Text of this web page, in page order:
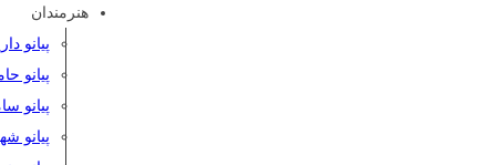
هنرمندان
پیانو
پیانو
پیانو
پیانو